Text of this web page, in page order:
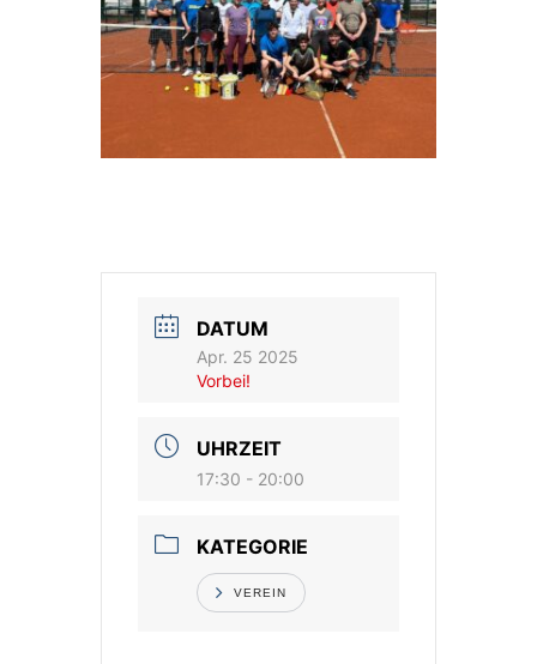
DATUM
Apr. 25 2025
Vorbei!
UHRZEIT
17:30 - 20:00
KATEGORIE
VEREIN